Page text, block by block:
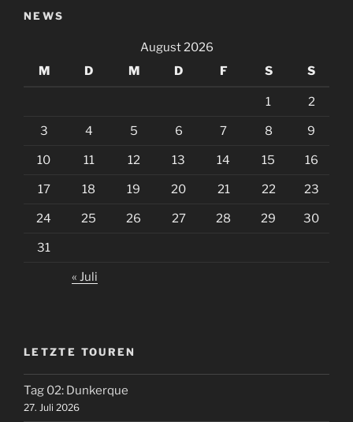
NEWS
August 2026
M
D M D F S S
1 2
3 4 5 6 7 8 9
10 11 12 13 14 15 16
17 18 19 20 21 22 23
24 25 26 27 28 29 30
31
« Juli
LETZTE TOUREN
Tag 02: Dunkerque
27. Juli 2026